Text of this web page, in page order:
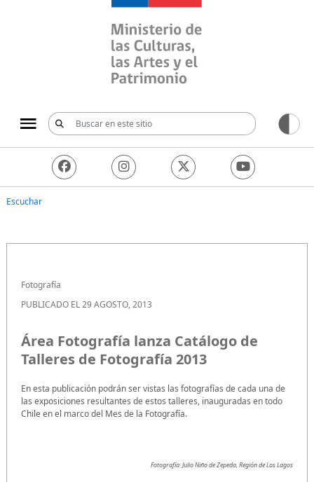
Ministerio de las
Escuchar
Fotografía
PUBLICADO EL 29 AGOSTO, 2013
Área Fotografía lanza Catálogo de
Talleres de Fotografía 2013
En esta publicación podrán ser vistas las fotografías de cada una de
las exposiciones resultantes de estos talleres, inauguradas en todo
Chile en el marco del Mes de la Fotografía.
Fotografía: Julio Niño de Zepeda, Región de Los Lagos